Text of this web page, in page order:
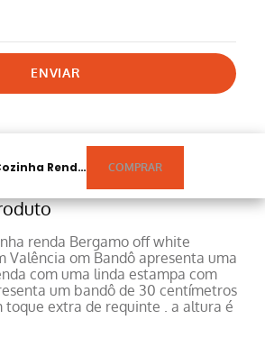
ENVIAR
Cortina Para Cozinha Renda Bergamo Off White 1,48+0,38A X 2,70L
renda Bergamo off white
Valência om Bandô apresenta uma
com uma linda estampa com
um bandô de 30 centímetros
toque extra de requinte . a altura é